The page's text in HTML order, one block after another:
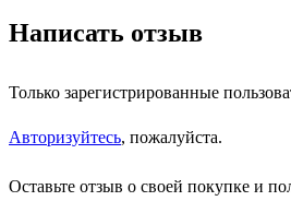
Написать отзыв
Только зарегистрированные
Авторизуйтесь, пожалуйста.
Оставьте отзыв о своей покупке и